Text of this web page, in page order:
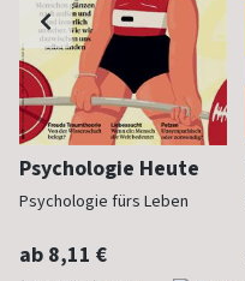
Psychologie Heute
Psychologie fürs Leben
ab 8,11 €